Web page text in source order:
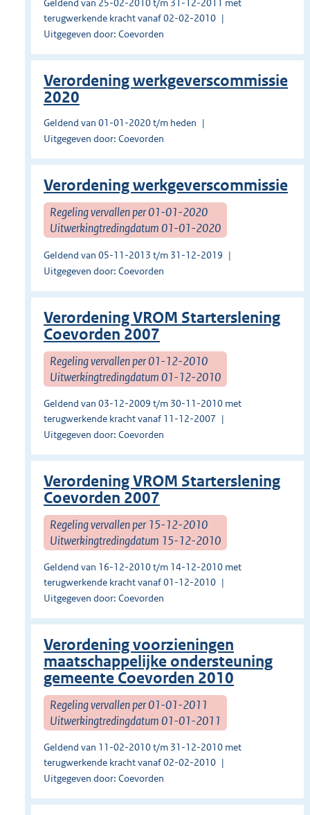
Geldend van 25-02-2010 t/m 31-12-2011 met
terugwerkende kracht vanaf 02-02-2010
Uitgegeven door: Coevorden
Verordening werkgeverscommissie
2020
Geldend van 01-01-2020 t/m heden
Uitgegeven door: Coevorden
Verordening werkgeverscommissie
Regeling vervallen per 01-01-2020
Uitwerkingtredingdatum 01-01-2020
Geldend van 05-11-2013 t/m 31-12-2019
Uitgegeven door: Coevorden
Verordening VROM Starterslening
Coevorden 2007
Regeling vervallen per 01-12-2010
Uitwerkingtredingdatum 01-12-2010
Geldend van 03-12-2009 t/m 30-11-2010 met
terugwerkende kracht vanaf 11-12-2007
Uitgegeven door: Coevorden
Verordening VROM Starterslening
Coevorden 2007
Regeling vervallen per 15-12-2010
Uitwerkingtredingdatum 15-12-2010
Geldend van 16-12-2010 t/m 14-12-2010 met
terugwerkende kracht vanaf 01-12-2010
Uitgegeven door: Coevorden
Verordening voorzieningen
maatschappelijke ondersteuning
gemeente Coevorden 2010
Regeling vervallen per 01-01-2011
Uitwerkingtredingdatum 01-01-2011
Geldend van 11-02-2010 t/m 31-12-2010 met
terugwerkende kracht vanaf 02-02-2010
Uitgegeven door: Coevorden